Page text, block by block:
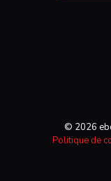
© 2026
Politique de